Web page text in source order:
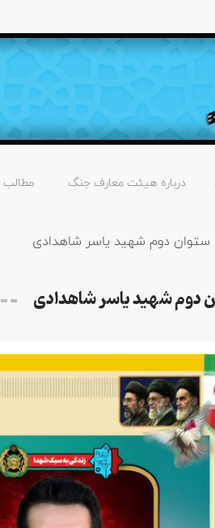
درباره هیئت معارف جنگ مطالب
ستوان دوم شهید یاسر شاهدادی
دوم شهید یاسر شاهدادی